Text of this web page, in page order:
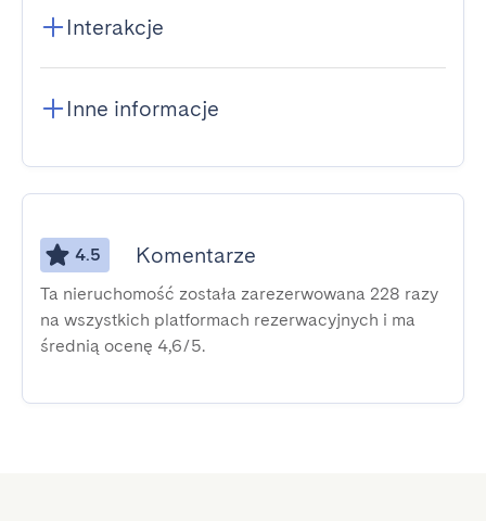
Interakcje
Inne informacje
4.5 Komentarze
Ta nieruchomość została zarezerwowana 228 razy
na wszystkich platformach rezerwacyjnych i ma
średnią ocenę 4,6/5.